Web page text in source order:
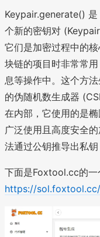
Keypair.generate()
个新的密钥对
它们是加密过程中的
块链的项目时非常常
息等操作中。这个方
的伪随机数生成器
在内部，它使用的是
广泛使用且高度安全
法通过公钥推导出私钥
下面是Foxtool.cc的一
https://